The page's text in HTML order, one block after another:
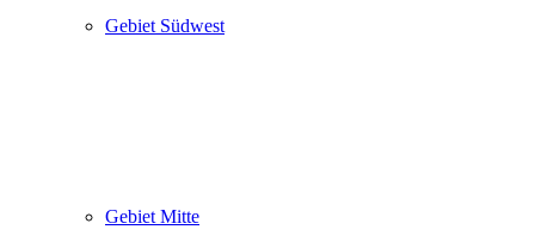
Gebiet Südwest
Gebiet Mitte